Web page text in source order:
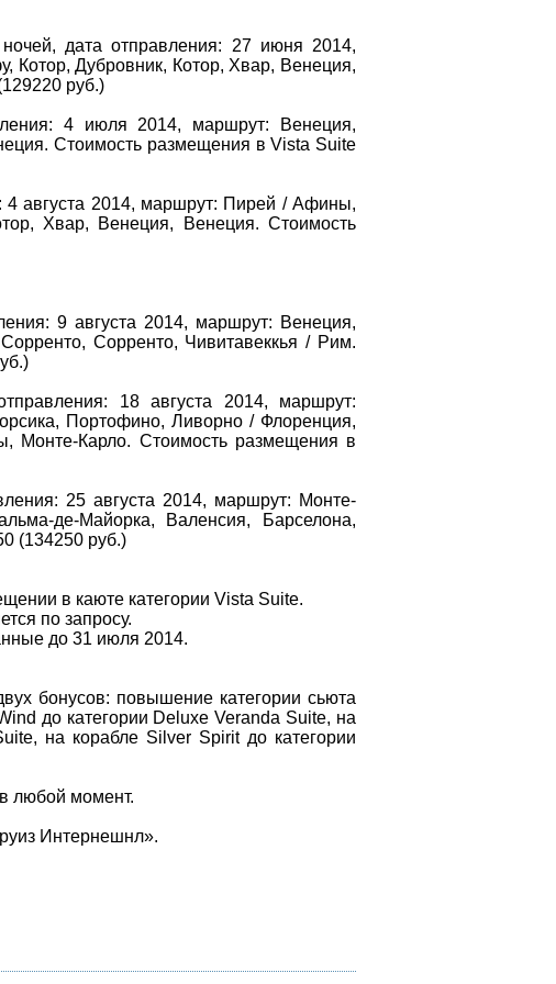
дата отправления: 27 июня 2014,
Дубровник, Котор, Хвар, Венеция,
руб.)
4 июля 2014, маршрут: Венеция,
Стоимость размещения вVista Suite
4 августа 2014, маршрут: Пирей / Афины,
Хвар, Венеция, Венеция. Стоимость
9 августа 2014, маршрут: Венеция,
Сорренто, Чивитавеккья / Рим.
18 августа 2014, маршрут:
Портофино, Ливорно / Флоренция,
Монте-Карло. Стоимость размещения в
25 августа 2014, маршрут: Монте-
де-Майорка, Валенсия, Барселона,
(134250 руб.)
в каюте категории Vista Suite.
по запросу.
до 31 июля 2014.
бонусов: повышение категории сьюта
до категории Deluxe Veranda Suite, на
, на корабле Silver Spirit до категории
любой момент.
Интернешнл».